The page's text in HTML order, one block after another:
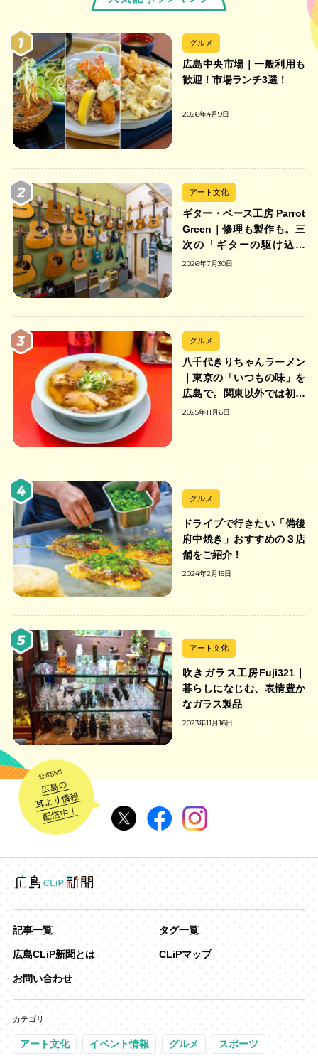
グルメ
広島中央市場｜一般利用も
歓迎！市場ランチ3選！
2026年4月9日
アート文化
ギター・ベース工房 Parrot
Green｜修理も製作も。三
次の「ギターの駆け込み
寺」
2026年7月30日
グルメ
八千代きりちゃんラーメン
｜東京の「いつもの味」を
広島で。関東以外では初の
「ちゃんのれん組合」加盟
2025年11月6日
グルメ
ドライブで行きたい「備後
府中焼き」おすすめの３店
舗をご紹介！
2024年2月15日
アート文化
吹きガラス工房Fuji321｜
暮らしになじむ、表情豊か
なガラス製品
2023年11月16日
記事一覧 タグ一覧
広島CLiP新聞とは CLiPマップ
お問い合わせ
カテゴリ
アート文化 イベント情報 グルメ スポーツ